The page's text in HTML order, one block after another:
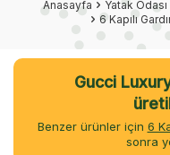
Anasayfa Yatak Odası
6 Kapılı
Gucci
Benzer ürünler için 6
sonra